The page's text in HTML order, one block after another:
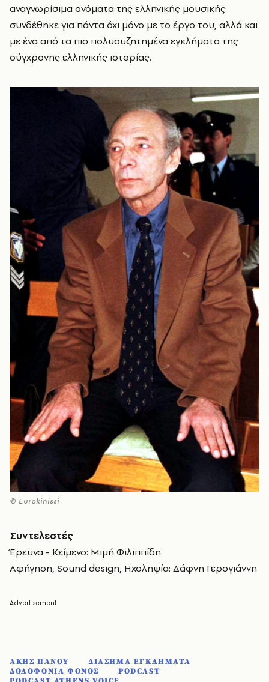
αναγνωρίσιμα ονόματα της ελληνικής μουσικής
συνδέθηκε για πάντα όχι μόνο με το έργο του, αλλά και
με ένα από τα πιο πολυσυζητημένα εγκλήματα της
σύγχρονης ελληνικής ιστορίας.
© Eurokinissi
Συντελεστές
Έρευνα - Κείμενο: Μιμή Φιλιππίδη
Αφήγηση, Sound design, Ηχοληψία: Δάφνη Γερογιάννη
ΑΚΗΣ ΠΑΝΟΥ
ΔΙΑΣΗΜΑ ΕΓΚΛΗΜΑΤΑ
ΔΟΛΟΦΟΝΙΑ ΦΟΝΟΣ
PODCAST